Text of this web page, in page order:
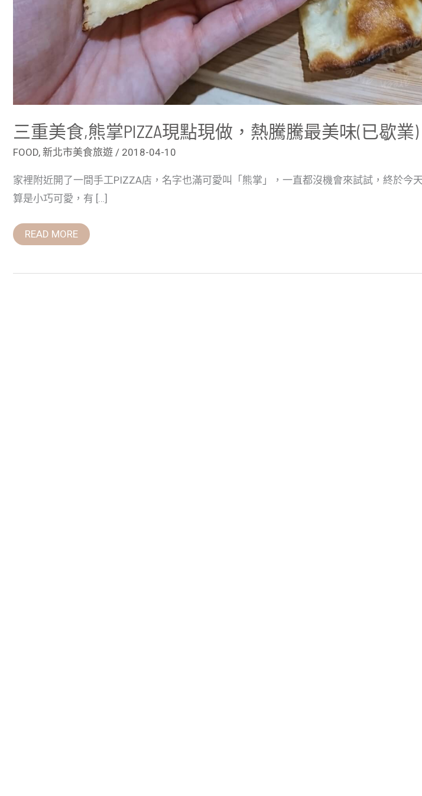
三重美食,熊掌PIZZA現點現做，熱騰騰最美味(已歇業)
FOOD, 新北市美食旅遊 / 2018-04-10
家裡附近開了一間手工PIZZA店，名字也滿可愛叫「熊掌」，一直都沒機會來試試，終於今
算是小巧可愛，有 […]
READ MORE